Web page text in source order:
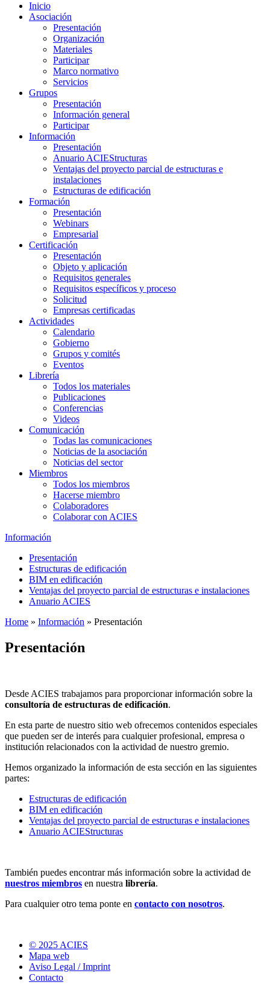
Inicio
Asociación
Presentación
Organización
Materiales
Participar
Marco normativo
Servicios
Grupos
Presentación
Información general
Participar
Información
Presentación
Anuario ACIEStructuras
Ventajas del proyecto parcial de estructuras e
instalaciones
Estructuras de edificación
Formación
Presentación
Webinars
Empresarial
Certificación
Presentación
Objeto y aplicación
Requisitos generales
Requisitos específicos y proceso
Solicitud
Empresas certificadas
Actividades
Calendario
Gobierno
Grupos y comités
Eventos
Librería
Todos los materiales
Publicaciones
Conferencias
Videos
Comunicación
Todas las comunicaciones
Noticias de la asociación
Noticias del sector
Miembros
Todos los miembros
Hacerse miembro
Colaboradores
Colaborar con ACIES
Información
Presentación
Estructuras de edificación
BIM en edificación
Ventajas del proyecto parcial de estructuras e instalaciones
Anuario ACIES
Home » Información » Presentación
Presentación
Desde ACIES trabajamos para proporcionar información sobre la
consultoría de estructuras de edificación.
En esta parte de nuestro sitio web ofrecemos contenidos especiales
que pueden ser de interés para cualquier profesional, empresa o
institución relacionados con la actividad de nuestro gremio.
Hemos organizado la información de esta sección en las siguientes
partes:
Estructuras de edificación
BIM en edificación
Ventajas del proyecto parcial de estructuras e instalaciones
Anuario ACIEStructuras
También puedes encontrar más información sobre la actividad de
nuestros miembros en nuestra librería.
Para cualquier otro tema ponte en contacto con nosotros.
© 2025 ACIES
Mapa web
Aviso Legal / Imprint
Contacto